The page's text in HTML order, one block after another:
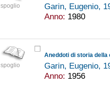
spoglio
Garin, Eugenio,
Anno: 1980
spoglio
Aneddoti di storia
Garin, Eugenio,
Anno: 1956